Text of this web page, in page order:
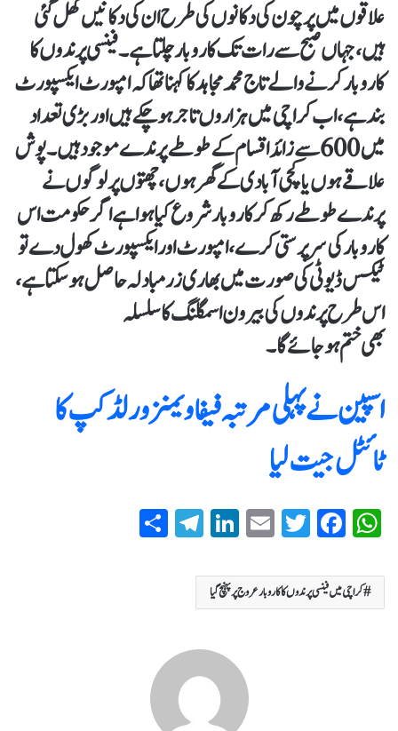
علاقوں میں پرچون کی دکانوں کی طرح ان کی دکانیں کھل گئی
ہیں، جہاں صبح سے رات تک کاروبار چلتا ہے۔فینسی پرندوں کا
کاروبار کرنے والے تاج محمد مجاہد کا کہنا تھا کہ امپورٹ ایکسپورٹ
بند ہے، اب کراچی میں ہزاروں تاجر ہو چکے ہیں اور بڑی تعداد
میں 600 سے زائد اقسام کے طوطے پرندے موجود ہیں۔ پوش
علاقے ہوں یا کچی آبادی کے گھر ہوں، چھتوں پر لوگوں نے
پرندے طوطے رکھ کر کاروبار شروع کیا ہوا ہے اگر حکومت اس
کا روبار کی سر پرستی کرے، امپورٹ اور ایکسپورٹ کھول دے تو
ٹیکس ڈیوٹی کی صورت میں بھاری زرمبادلہ حاصل ہو سکتا ہے،
اس طرح پرندوں کی بیرون اسمگلنگ کا سلسلہ
بھی ختم ہو جائے گا۔
اسپین نے پہلی مرتبہ فیفا ویمنز ورلڈ کپ کا
ٹائٹل جیت لیا
W
ha
ts
A
Fa
ce
bo
ok
T
wi
tte
r
E
m
ail
Li
nk
ed
In
T
el
کراچی میں فینسی پرندوں کا کاروبار عروج پر پہنچ گیا